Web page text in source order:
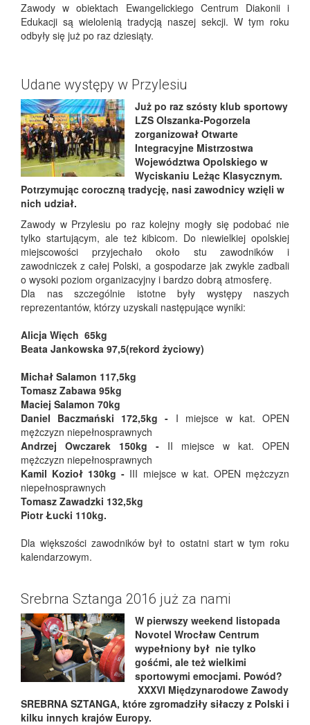
Zawody w obiektach Ewangelickiego Centrum Diakonii i
Edukacji są wielolenią tradycją naszej sekcji. W tym roku
odbyły się już po raz dziesiąty.
Udane występy w Przylesiu
Już po raz szósty klub sportowy
LZS Olszanka-Pogorzela
zorganizował Otwarte
Integracyjne Mistrzostwa
Województwa Opolskiego w
Wyciskaniu Leżąc Klasycznym.
Potrzymując coroczną tradycję, nasi zawodnicy wzięli w
nich udział.
Zawody w Przylesiu po raz kolejny mogły się podobać nie
tylko startującym, ale też kibicom. Do niewielkiej opolskiej
miejscowości przyjechało około stu zawodników i
zawodniczek z całej Polski, a gospodarze jak zwykle zadbali
o wysoki poziom organizacyjny i bardzo dobrą atmosferę.
Dla nas szczególnie istotne były występy naszych
reprezentantów, którzy uzyskali następujące wyniki:
Alicja Więch 65kg
Beata Jankowska 97,5(rekord życiowy)
Michał Salamon 117,5kg
Tomasz Zabawa 95kg
Maciej Salamon 70kg
Daniel Baczmański 172,5kg - I miejsce w kat. OPEN
mężczyzn niepełnosprawnych
Andrzej Owczarek 150kg - II miejsce w kat. OPEN
mężczyzn niepełnosprawnych
Kamil Kozioł 130kg - III miejsce w kat. OPEN mężczyzn
niepełnosprawnych
Tomasz Zawadzki 132,5kg
Piotr Łucki 110kg.
Dla większości zawodników był to ostatni start w tym roku
kalendarzowym.
Srebrna Sztanga 2016 już za nami
W pierwszy weekend listopada
Novotel Wrocław Centrum
wypełniony był nie tylko
gośćmi, ale też wielkimi
sportowymi emocjami. Powód?
XXXVI Międzynarodowe Zawody
SREBRNA SZTANGA, które zgromadziły siłaczy z Polski i
kilku innych krajów Europy.